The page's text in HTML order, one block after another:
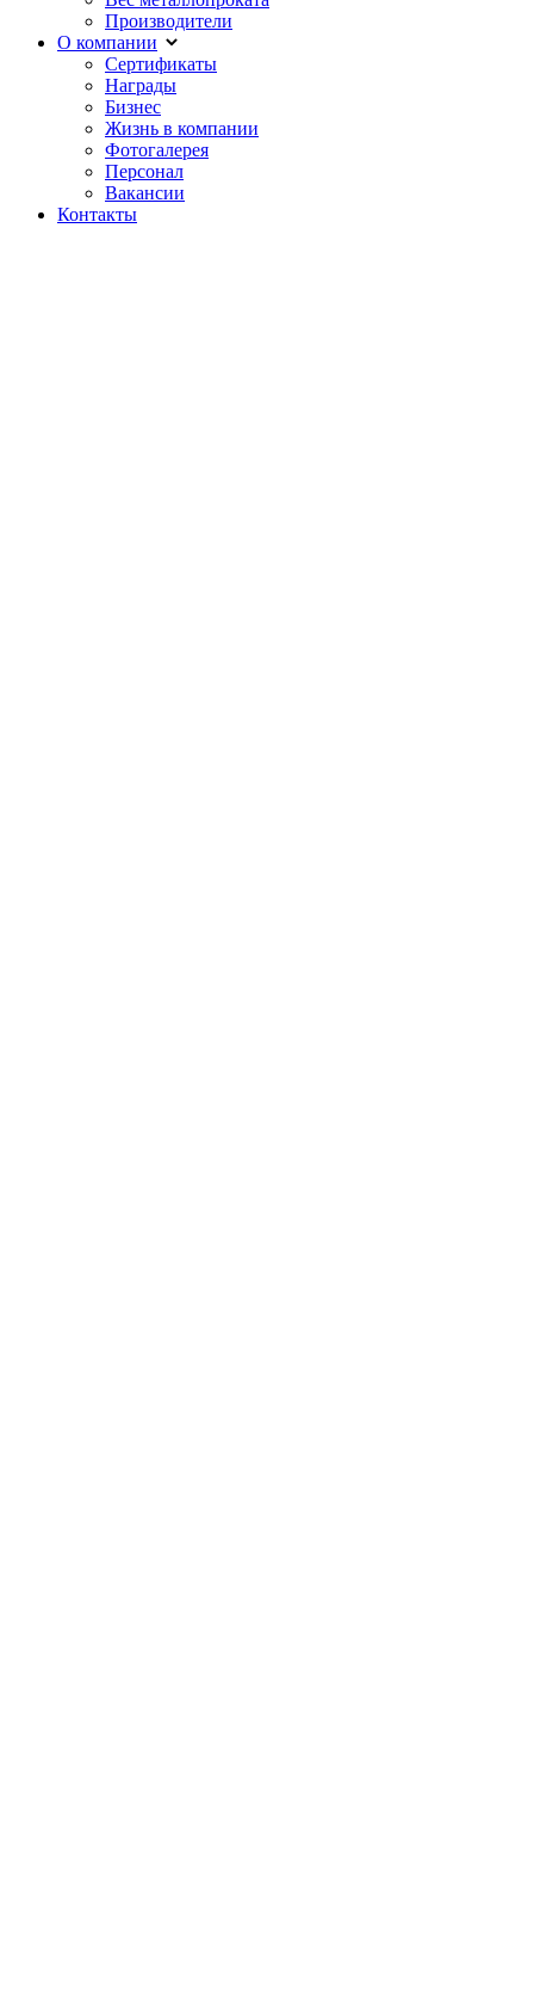
Производители
О компании
Сертификаты
Награды
Бизнес
Жизнь в компании
Фотогалерея
Персонал
Вакансии
Контакты